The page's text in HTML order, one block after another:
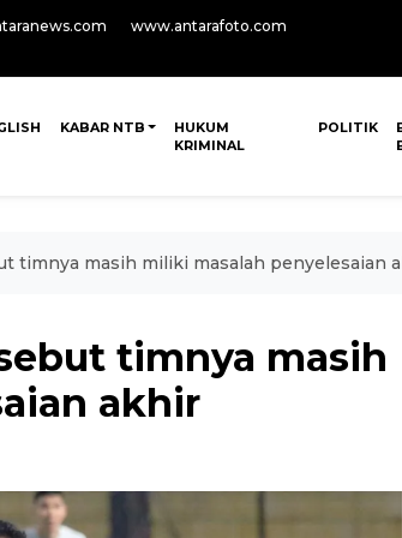
www.antarafoto.com
KABAR NTB
HUKUM
KRIMINAL
POLITIK
timnya masih miliki masalah penyelesaian
timnya masih
akhir